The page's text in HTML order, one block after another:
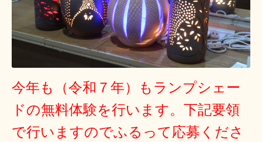
今年も（令和７年）もランプシェー
ドの無料体験を行います。下記要領
で行いますのでふるって応募くださ